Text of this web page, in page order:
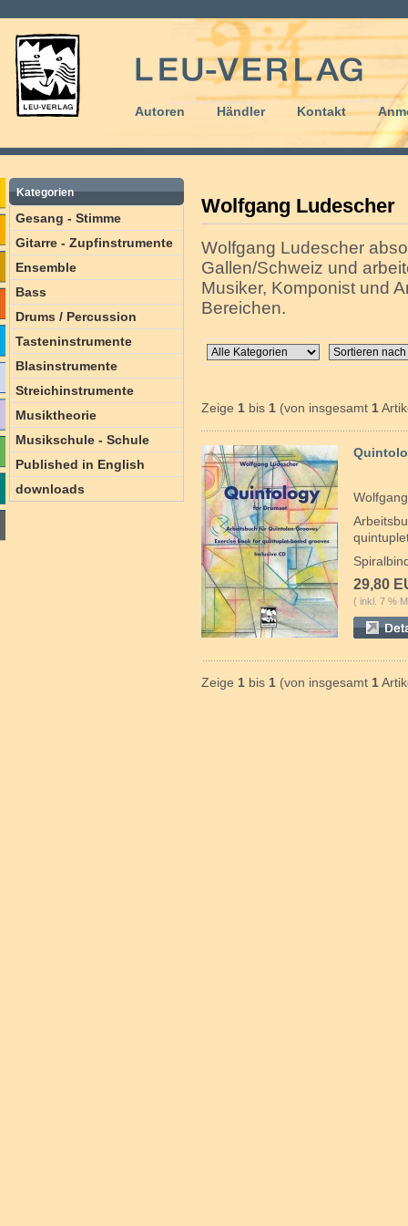
Autoren Händler Kontakt
Kategorien
Gesang - Stimme
Gitarre - Zupfinstrumente
Ensemble
Bass
Drums / Percussion
Tasteninstrumente
Blasinstrumente
Streichinstrumente
Musiktheorie
Musikschule - Schule
Published in English
downloads
Wolfgang Ludescher
Wolfgang Ludescher
Gallen/Schweiz und
Musiker, Komponist und
Bereichen.
Zeige 1 bis 1 (von insgesamt 1
29,80
( inkl. 7 %
Zeige 1 bis 1 (von insgesamt 1